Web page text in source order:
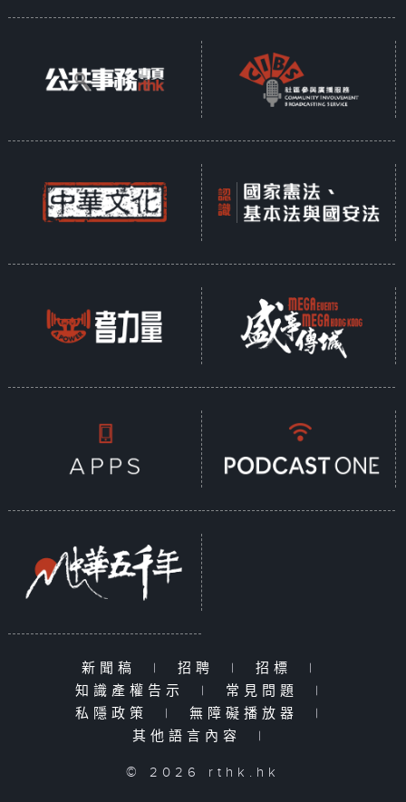
新聞稿 | 招聘 | 招標
|
知識產權告示
| 常見問題
|
私隱政策
| 無障礙播放器
|
其他語言內容
|
© 2026 rthk.hk